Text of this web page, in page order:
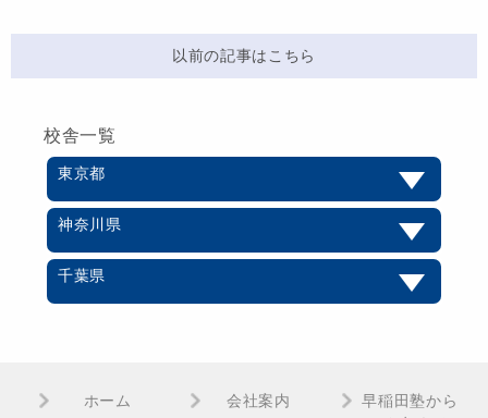
以前の記事はこちら
校舎一覧
東京都
神奈川県
千葉県
ホーム 会社案内
早稲田塾から